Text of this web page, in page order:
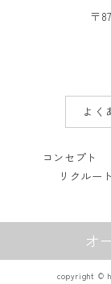
〒
よく
コンセプト
リクルート
オ
copyright ©